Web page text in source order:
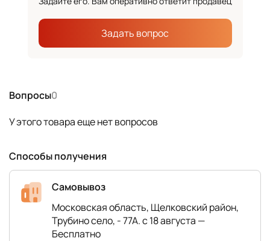
Вопросы0
У этого товара еще нет вопросов
Способы получения
Самовывоз
Московская область, Щелковский район,
Трубино село, - 77А. с 18 августа —
Бесплатно
Задать вопрос